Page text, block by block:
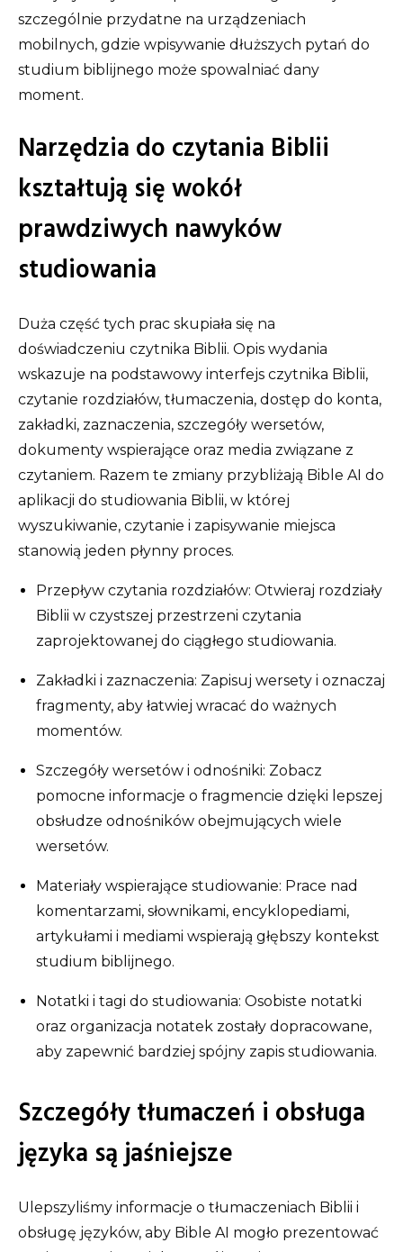
szczególnie przydatne na urządzeniach
mobilnych, gdzie wpisywanie dłuższych pytań do
studium biblijnego może spowalniać dany
moment.
Narzędzia do czytania Biblii
kształtują się wokół
prawdziwych nawyków
studiowania
Duża część tych prac skupiała się na
doświadczeniu czytnika Biblii. Opis wydania
wskazuje na podstawowy interfejs czytnika Biblii,
czytanie rozdziałów, tłumaczenia, dostęp do konta,
zakładki, zaznaczenia, szczegóły wersetów,
dokumenty wspierające oraz media związane z
czytaniem. Razem te zmiany przybliżają Bible AI do
aplikacji do studiowania Biblii, w której
wyszukiwanie, czytanie i zapisywanie miejsca
stanowią jeden płynny proces.
Przepływ czytania rozdziałów: Otwieraj rozdziały
Biblii w czystszej przestrzeni czytania
zaprojektowanej do ciągłego studiowania.
Zakładki i zaznaczenia: Zapisuj wersety i oznaczaj
fragmenty, aby łatwiej wracać do ważnych
momentów.
Szczegóły wersetów i odnośniki: Zobacz
pomocne informacje o fragmencie dzięki lepszej
obsłudze odnośników obejmujących wiele
wersetów.
Materiały wspierające studiowanie: Prace nad
komentarzami, słownikami, encyklopediami,
artykułami i mediami wspierają głębszy kontekst
studium biblijnego.
Notatki i tagi do studiowania: Osobiste notatki
oraz organizacja notatek zostały dopracowane,
aby zapewnić bardziej spójny zapis studiowania.
Szczegóły tłumaczeń i obsługa
języka są jaśniejsze
Ulepszyliśmy informacje o tłumaczeniach Biblii i
obsługę języków, aby Bible AI mogło prezentować